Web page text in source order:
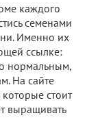
каждого
семенами
Именно их
ссылке:
нормальным,
На сайте
стоит
выращивать